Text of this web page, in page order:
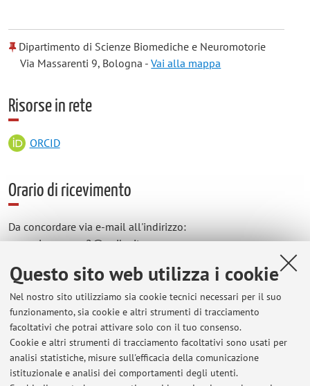
Questo sito web utilizza i cookie
Nel nostro sito utilizziamo sia cookie tecnici necessari per il suo
funzionamento, sia cookie e altri strumenti di tracciamento
facoltativi che potrai attivare solo con il tuo consenso.
Cookie e altri strumenti di tracciamento facoltativi sono usati per
analisi statistiche, misure sull'efficacia della comunicazione
istituzionale e analisi dei comportamenti degli utenti.
Dipartimento di Scienze Biomediche e Neuromotorie
Via Massarenti 9, Bologna -Vai alla mappa
Risorse in rete
ORCID
Orario di ricevimento
Da concordare via e-mail all'indirizzo:
anna.ciannameo2@unibo.it
Ultimi avvisi
Discipline MDEA - podologia
Pubblicato il: 01 dicembre 2022
Appelli corso integrato di psicologia generale e antropologia